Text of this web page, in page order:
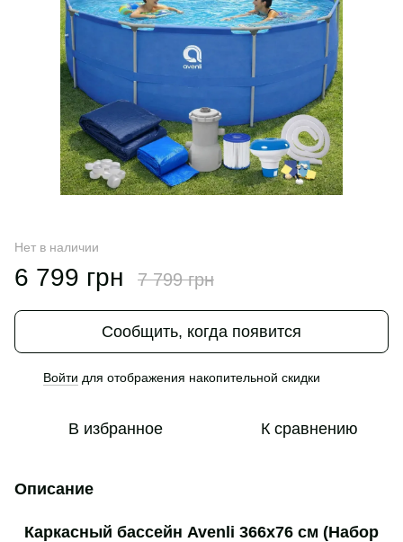
Нет в наличии
6 799 грн 7 799 грн
Сообщить, когда появится
Войти для отображения накопительной скидки
В избранное К сравнению
Описание
Каркасный бассейн Avenli 366х76 см (Набор